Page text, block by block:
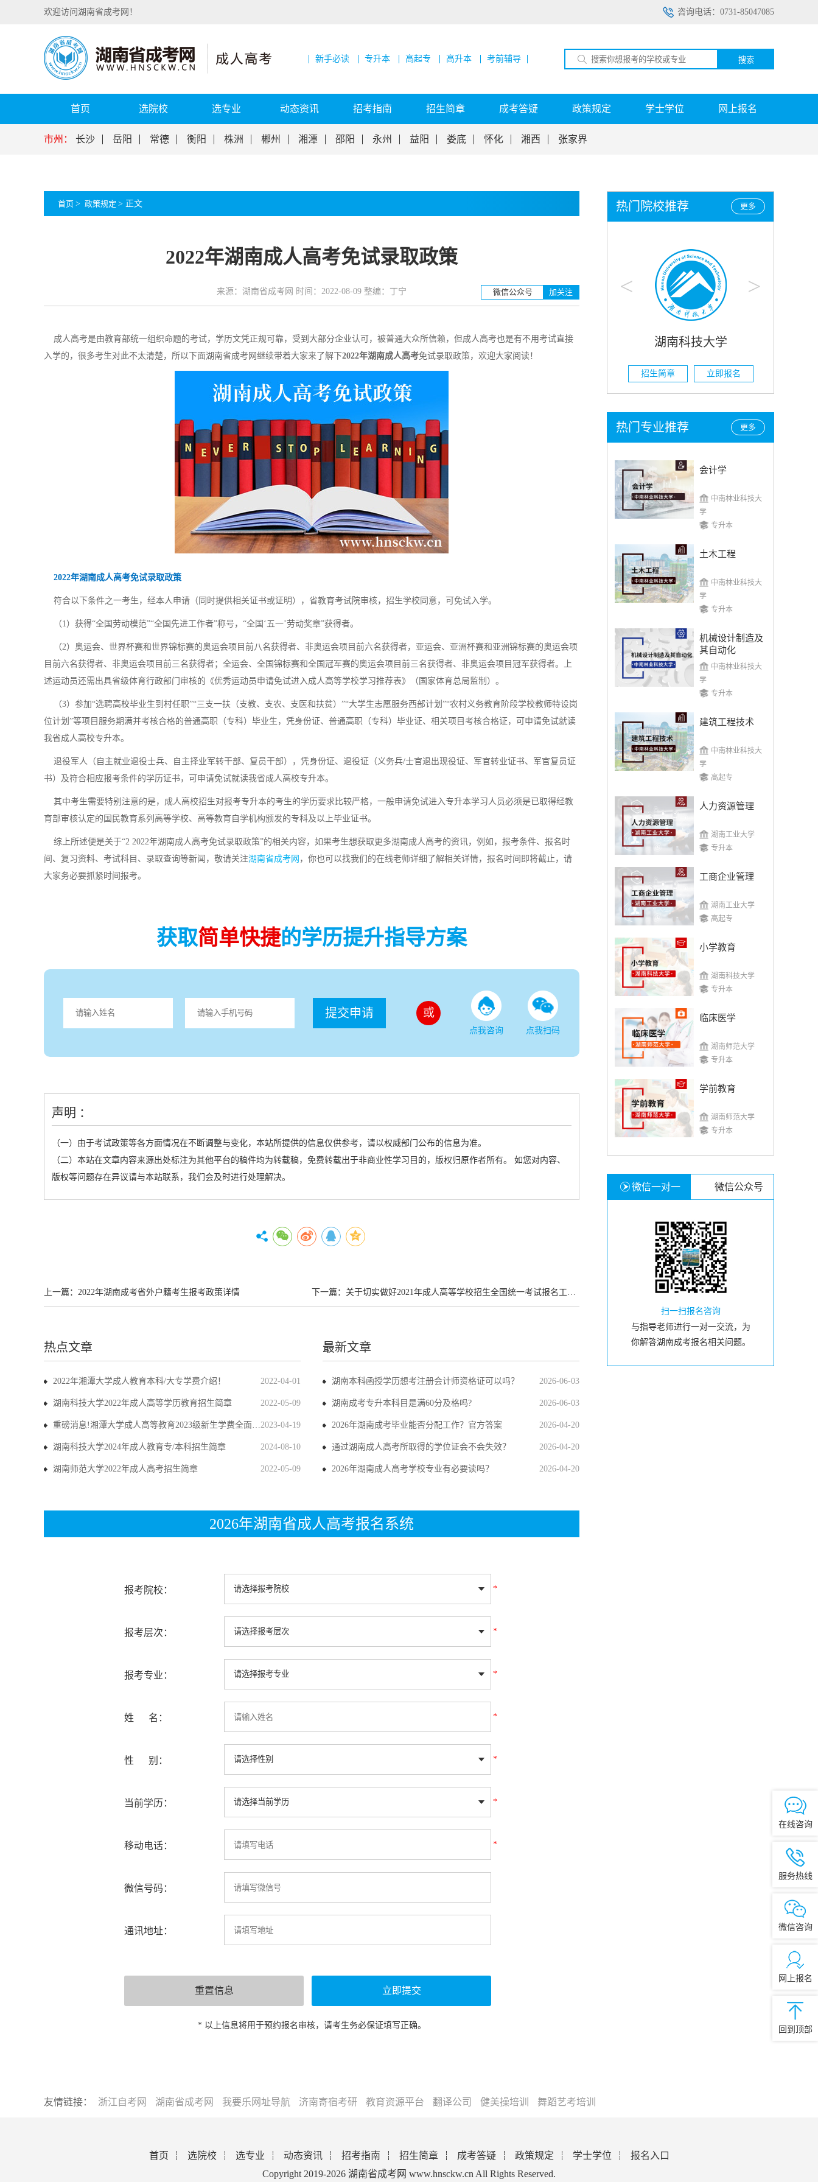
咨询电话：0731-85047085
欢迎访问湖南省成考网！
新手必读 专升本 高起专 高升本 考前辅导 搜索
首页 选院校 选专业 动态资讯 招考指南 招生简章 成考答疑 政策规定 学士学位 网上报名
市州： 长沙 岳阳 常德 衡阳 株洲 郴州 湘潭 邵阳 永州 益阳 娄底 怀化 湘西 张家界
首页 > 政策规定 > 正文
2022年湖南成人高考免试录取政策
来源：湖南省成考网 时间：2022-08-09 整编：丁宁 微信公众号 加关注
成人高考是由教育部统一组织命题的考试，学历文凭正规可靠，受到大部分企业认可，被普通大众所信赖，但成人高考也是有不用考试直接
入学的，很多考生对此不太清楚，所以下面湖南省成考网继续带着大家来了解下2022年湖南成人高考免试录取政策，欢迎大家阅读！
2022年湖南成人高考免试录取政策
符合以下条件之一考生，经本人申请（同时提供相关证书或证明），省教育考试院审核，招生学校同意，可免试入学。
（1）获得“全国劳动模范”“全国先进工作者”称号，“全国‘五一’劳动奖章”获得者。
（2）奥运会、世界杯赛和世界锦标赛的奥运会项目前八名获得者、非奥运会项目前六名获得者，亚运会、亚洲杯赛和亚洲锦标赛的奥运会项
目前六名获得者、非奥运会项目前三名获得者；全运会、全国锦标赛和全国冠军赛的奥运会项目前三名获得者、非奥运会项目冠军获得者。上
述运动员还需出具省级体育行政部门审核的《优秀运动员申请免试进入成人高等学校学习推荐表》（国家体育总局监制）。
（3）参加“选聘高校毕业生到村任职”“三支一扶（支教、支农、支医和扶贫）”“大学生志愿服务西部计划”“农村义务教育阶段学校教师特设岗
位计划”等项目服务期满并考核合格的普通高职（专科）毕业生，凭身份证、普通高职（专科）毕业证、相关项目考核合格证，可申请免试就读
我省成人高校专升本。
退役军人（自主就业退役士兵、自主择业军转干部、复员干部），凭身份证、退役证（义务兵/士官退出现役证、军官转业证书、军官复员证
书）及符合相应报考条件的学历证书，可申请免试就读我省成人高校专升本。
其中考生需要特别注意的是，成人高校招生对报考专升本的考生的学历要求比较严格，一般申请免试进入专升本学习人员必须是已取得经教
育部审核认定的国民教育系列高等学校、高等教育自学机构颁发的专科及以上毕业证书。
综上所述便是关于“2 2022年湖南成人高考免试录取政策”的相关内容，如果考生想获取更多湖南成人高考的资讯，例如，报考条件、报名时
间、复习资料、考试科目、录取查询等新闻，敬请关注湖南省成考网 ，你也可以找我们的在线老师详细了解相关详情，报名时间即将截止，请
大家务必要抓紧时间报考。
获取简单快捷的学历提升指导方案
提交申请 或
点我咨询 点我扫码
声明 ：
（一）由于考试政策等各方面情况在不断调整与变化，本站所提供的信息仅供参考，请以权威部门公布的信息为准。
（二）本站在文章内容来源出处标注为其他平台的稿件均为转载稿，免费转载出于非商业性学习目的，版权归原作者所有。 如您对内容、
版权等问题存在异议请与本站联系，我们会及时进行处理解决。
上一篇： 2022年湖南成考省外户籍考生报考政策详情 下一篇： 关于切实做好2021年成人高等学校招生全国统一考试报名工作有关事项的通知
热点文章
2022-04-01
2022年湘潭大学成人教育本科/大专学费介绍！
2022-05-09
湖南科技大学2022年成人高等学历教育招生简章
2023-04-19
重磅消息!湘潭大学成人高等教育2023级新生学费全面上调
2024-08-10
湖南科技大学2024年成人教育专/本科招生简章
2022-05-09
湖南师范大学2022年成人高考招生简章
最新文章
2026-06-03
湖南本科函授学历想考注册会计师资格证可以吗？
2026-06-03
湖南成考专升本科目是满60分及格吗?
2026-04-20
2026年湖南成考毕业能否分配工作？官方答案
2026-04-20
通过湖南成人高考所取得的学位证会不会失效？
2026-04-20
2026年湖南成人高考学校专业有必要读吗？
2026年湖南省成人高考报名系统
报考院校： *
报考层次： *
报考专业： *
姓 名： *
性 别： *
当前学历： *
移动电话： *
微信号码：
通讯地址：
* 以上信息将用于预约报名审核，请考生务必保证填写正确。
更多
热门院校推荐
< >
湖南工业大学
招生简章 立即报名
湖南科技大学 湖南农业大学
招生简章 立即报名
更多
热门专业推荐
会计学
中南林业科技大
学
专升本
土木工程
中南林业科技大
学
专升本
机械设计制造及
其自动化
中南林业科技大
学
专升本
建筑工程技术
中南林业科技大
学
高起专
人力资源管理
湖南工业大学
专升本
工商企业管理
湖南工业大学
高起专
小学教育
湖南科技大学
专升本
临床医学
湖南师范大学
专升本
学前教育
湖南师范大学
专升本
微信一对一 微信公众号
扫一扫报名咨询
与指导老师进行一对一交流，为
你解答湖南成考报名相关问题。
友情链接： 浙江自考网 湖南省成考网 我要乐网址导航 济南寄宿考研 教育资源平台 翻译公司 健美操培训 舞蹈艺考培训
首页 选院校 选专业 动态资讯 招考指南 招生简章 成考答疑 政策规定 学士学位
报名入口
Copyright 2019-2026 湖南省成考网 www.hnsckw.cn All Rights Reserved.
在线咨询
服务热线
微信咨询
网上报名
回到顶部